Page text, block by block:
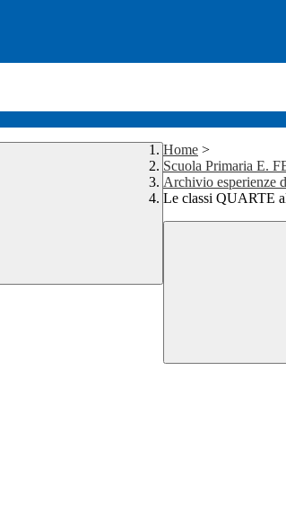
Home >
Scuola Primaria E.
Archivio esperienze
Le classi QUARTE